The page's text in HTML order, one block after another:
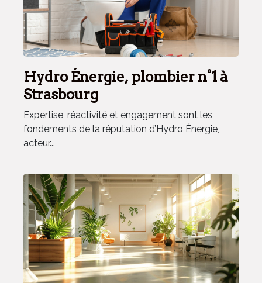
Hydro Énergie, plombier n°1 à
Strasbourg
Expertise, réactivité et engagement sont les
fondements de la réputation d’Hydro Énergie,
acteur...